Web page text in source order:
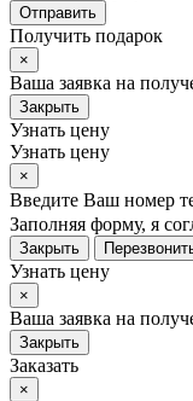
Отправить
Получить подарок
×
Ваша заявка на
Закрыть
Узнать цену
Узнать цену
×
Введите Ваш номер
Заполняя форму, я
Закрыть
Узнать цену
×
Ваша заявка на
Закрыть
Заказать
×